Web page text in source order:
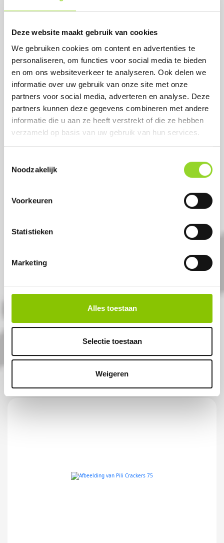
Deze website maakt gebruik van cookies
We gebruiken cookies om content en advertenties te
personaliseren, om functies voor social media te bieden
en om ons websiteverkeer te analyseren. Ook delen we
informatie over uw gebruik van onze site met onze
partners voor social media, adverteren en analyse. Deze
partners kunnen deze gegevens combineren met andere
informatie die u aan ze heeft verstrekt of die ze hebben
verzameld op basis van uw gebruik van hun services.
Noodzakelijk
Voorkeuren
Statistieken
Marketing
Alles toestaan
Selectie toestaan
Weigeren
15 Sterretjes
€ 2,99 € 2,50
KESBEKE PACK
Artikelnummer: 1141
€ 9,99